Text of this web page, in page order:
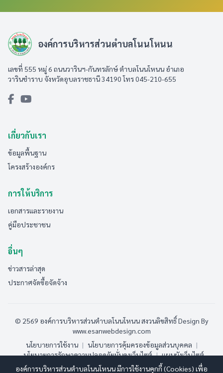
องค์การบริหารส่วนตำบลโนนโหนน
เลขที่ 555 หมู่ 6 ถนนวารินฯ-กันทรลักษ์ ตำบลโนนโหนน อำเภอ
วารินชำราบ จังหวัดอุบลราชธานี 34190 โทร 045-210-655
เกี่ยวกับเรา
ข้อมูลพื้นฐาน
โครงสร้างองค์กร
การให้บริการ
เอกสารและรายงาน
คู่มือประชาชน
อื่นๆ
ข่าวสารล่าสุด
ประกาศจัดซื้อจัดจ้าง
© 2569 องค์การบริหารส่วนตำบลโนนโหนน สงวนลิขสิทธิ์Design By
www.esanwebdesign.com
นโยบายการใช้งาน | นโยบายการคุ้มครองข้อมูลส่วนบุคคล |
นโยบายการรักษาความปลอดภัยมั่นคงเว็บไซต์ | แผนผังเว็บไซต์
องค์การบริหารส่วนตำบลโนนโหนน มีการใช้งานคุกกี้ (Cookies) เพื่อ